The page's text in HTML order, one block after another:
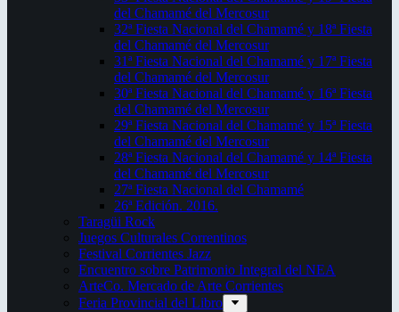
del Chamamé del Mercosur
32ª Fiesta Nacional del Chamamé y 18ª Fiesta
del Chamamé del Mercosur
31ª Fiesta Nacional del Chamamé y 17ª Fiesta
del Chamamé del Mercosur
30ª Fiesta Nacional del Chamamé y 16ª Fiesta
del Chamamé del Mercosur
29ª Fiesta Nacional del Chamamé y 15ª Fiesta
del Chamamé del Mercosur
28ª Fiesta Nacional del Chamamé y 14ª Fiesta
del Chamamé del Mercosur
27ª Fiesta Nacional del Chamamé
26ª Edición. 2016.
Taragüi Rock
Juegos Culturales Correntinos
Festival Corrientes Jazz
Encuentro sobre Patrimonio Integral del NEA
ArteCo. Mercado de Arte Corrientes
Feria Provincial del Libro